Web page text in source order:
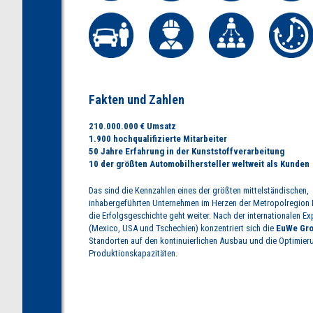
Fakten und Zahlen
210.000.000 € Umsatz
1.900 hochqualifizierte Mitarbeiter
50 Jahre Erfahrung in der Kunststoffverarbeitung
10 der größten Automobilhersteller weltweit als Kunden
Das sind die Kennzahlen eines der größten mittelständischen,
inhabergeführten Unternehmen im Herzen der Metropolregion
die Erfolgsgeschichte geht weiter. Nach der internationalen
(Mexico, USA und Tschechien) konzentriert sich die EuWe
Standorten auf den kontinuierlichen Ausbau und die
Produktionskapazitäten.